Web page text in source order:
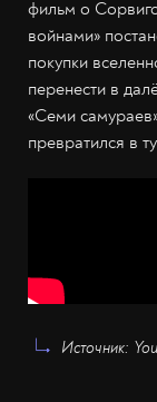
фильм о
войнами»
покупки
перенести в
«Семи
превратился в
Источник: